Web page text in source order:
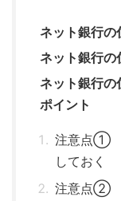
ネット銀行の
ネット銀行の
ネット銀行の
ポイント
注意点①
しておく
注意点②